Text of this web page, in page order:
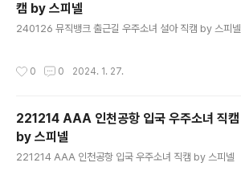
캠 by 스피넬
240126 뮤직뱅크 출근길 우주소녀 설아 직캠 by 스피넬
0 0 2024. 1. 27.
221214 AAA 인천공항 입국 우주소녀 직캠
by 스피넬
221214 AAA 인천공항 입국 우주소녀 직캠 by 스피넬